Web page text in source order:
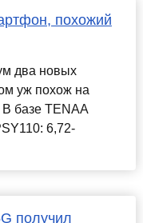
похожий
два новых
уж похож на
базе TENAA
6,72-
получил